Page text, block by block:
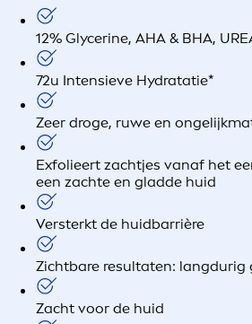
12% Glycerine, AHA & BHA,
72u Intensieve Hydratatie*
Zeer droge, ruwe en
Exfolieert zachtjes vanaf het
een zachte en gladde huid
Versterkt de huidbarrière
Zichtbare resultaten: langdurig
Zacht voor de huid